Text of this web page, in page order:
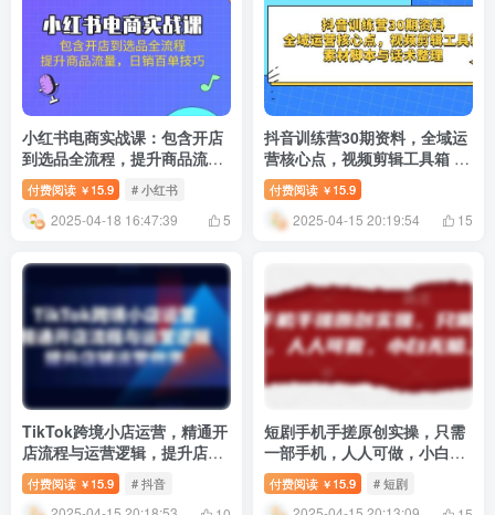
小红书电商实战课：包含开店
到选品全流程，提升商品流
量，日销百单技巧
付费阅读 ￥ 15.9 # 小红书
2025-04-18 16:47:39 5
抖音训练营30期资料，全域运
营核心点，视频剪辑工具箱 素
材脚本与话术整理
付费阅读 ￥ 15.9
2025-04-15 20:19:54 15
TikTok跨境小店运营，精通开
店流程与运营逻辑，提升店铺
运营效率
付费阅读 ￥ 15.9 # 抖音
短剧手机手搓原创实操，只需
一部手机，人人可做，小白无
脑上手
付费阅读 ￥ 15.9 # 短剧